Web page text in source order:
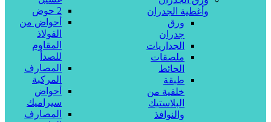
وأغطية الجدران
ورق
جدران
الجداريات
ملصقات
الحائط
طبقة
خلفية من
البلاستيك
والنوافذ
2 حوض
أحواض من
الفولاذ
المقاوم
للصدأ
المصارف
المركبة
أحواض
سيراميك
المصارف